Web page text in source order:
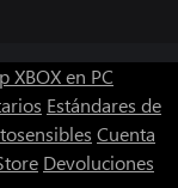
XBOX en PC
Estándares de
Cuenta
Devoluciones